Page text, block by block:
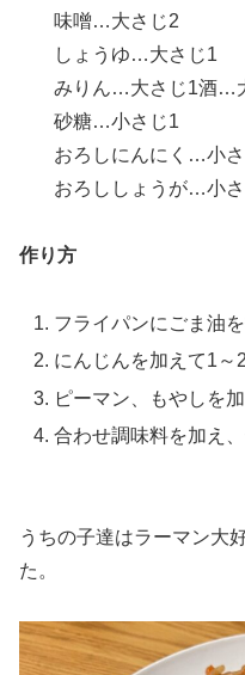
味噌…大さじ2
しょうゆ…大さじ1
みりん…大さじ1酒…
砂糖…小さじ1
おろしにんにく…小さ
おろししょうが…小さ
作り方
フライパンにごま油
にんじんを加えて1～
ピーマン、もやしを
合わせ調味料を加え
うちの子達はラーマン大
た。